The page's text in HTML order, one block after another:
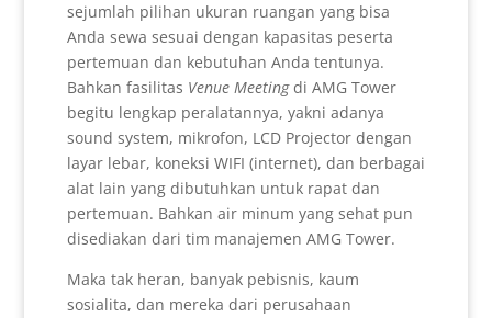
sejumlah pilihan ukuran ruangan yang bisa
Anda sewa sesuai dengan kapasitas peserta
pertemuan dan kebutuhan Anda tentunya.
Bahkan fasilitas Venue Meetingdi AMG Tower
begitu lengkap peralatannya, yakni adanya
sound system, mikrofon, LCD Projector dengan
layar lebar, koneksi WIFI (internet), dan berbagai
alat lain yang dibutuhkan untuk rapat dan
pertemuan. Bahkan air minum yang sehat pun
disediakan dari tim manajemen AMG Tower.
Maka tak heran, banyak pebisnis, kaum
sosialita, dan mereka dari perusahaan